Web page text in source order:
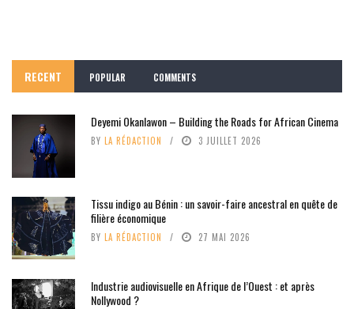
RECENT POPULAR COMMENTS
Deyemi Okanlawon – Building the Roads for African Cinema
BY LA RÉDACTION 3 JUILLET 2026
Tissu indigo au Bénin : un savoir-faire ancestral en quête de
filière économique
BY LA RÉDACTION 27 MAI 2026
Industrie audiovisuelle en Afrique de l’Ouest : et après
Nollywood ?